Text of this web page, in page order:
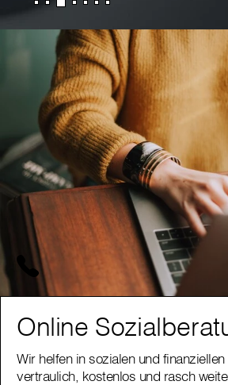
Online
Wir helfen in sozialen und
vertraulich, kostenlos und rasch